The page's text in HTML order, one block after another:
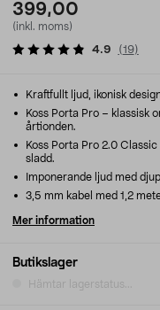
399,00
(inkl. moms)
4.9 (19)
Butikslager
Hämtar lagerstatus...
Kraftfullt ljud, ikonisk
Koss Porta Pro – klassisk
årtionden.
Koss Porta Pro 2.0
sladd.
Imponerande ljud med
3,5 mm kabel med 1,2
Mer information